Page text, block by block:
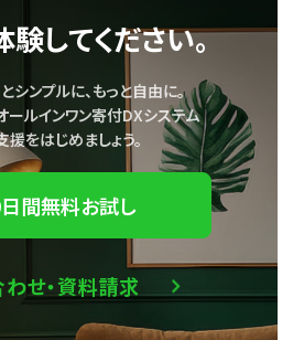
してください。
シンプルに、もっと自由に。
ルインワン寄付DXシステム
援をはじめましょう。
間無料お試し
せ・資料請求